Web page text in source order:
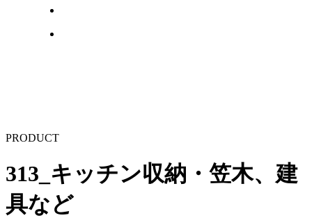
PRODUCT
313_キッチン収納・笠木、建
具など